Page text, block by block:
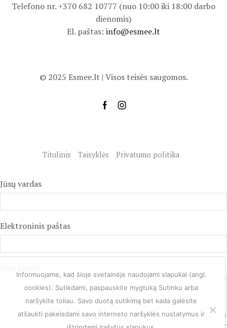
Telefono nr. +370 682 10777 (nuo 10:00 iki 18:00 darbo
dienomis)
El. paštas: info@esmee.lt
© 2025 Esmee.lt | Visos teisės saugomos.
Titulinis Taisyklės Privatumo politika
Jūsų vardas
Elektroninis paštas
Informuojame, kad šioje svetainėje naudojami slapukai (angl.
cookies). Sutikdami, paspauskite mygtuką Sutinku arba
naršykite toliau. Savo duotą sutikimą bet kada galėsite
atšaukti pakeisdami savo interneto naršyklės nustatymus ir